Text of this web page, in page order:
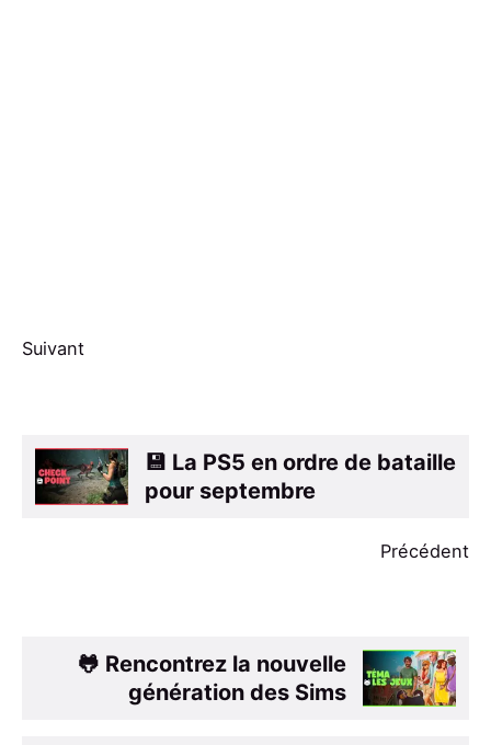
Suivant
💾 La PS5 en ordre de bataille
pour septembre
Précédent
🐸 Rencontrez la nouvelle
génération des Sims